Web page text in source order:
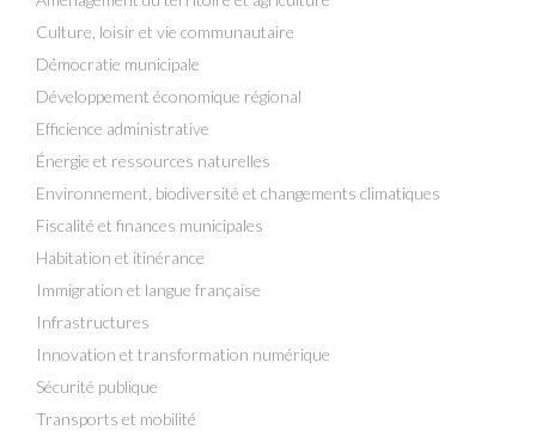
Culture, loisir et vie communautaire
Démocratie municipale
Développement économique régional
Efficience administrative
Énergie et ressources naturelles
Environnement, biodiversité et changements climatiques
Fiscalité et finances municipales
Habitation et itinérance
Immigration et langue française
Infrastructures
Innovation et transformation numérique
Sécurité publique
Transports et mobilité